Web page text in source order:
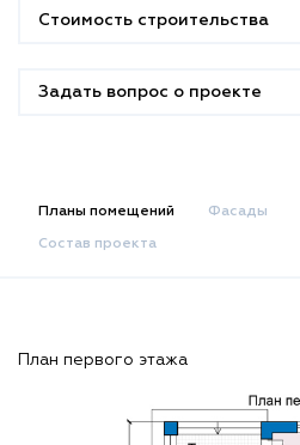
Стоимость строительства
Задать вопрос о проекте
Планы помещений Фасады
Состав проекта
План первого этажа